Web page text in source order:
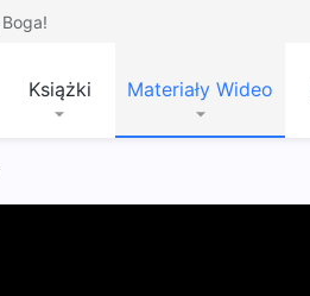
Książki Materiały Wideo